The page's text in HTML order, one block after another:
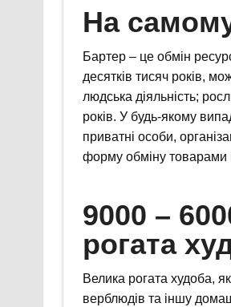
На
Бартер – це обмін
десятків тисяч років,
людська діяльність;
років. У будь-якому
приватні особи,
форму обміну товарами
9000 –
рогата
Велика рогата худоба,
верблюдів та іншу